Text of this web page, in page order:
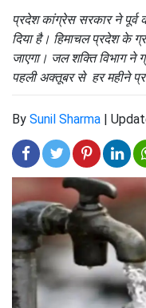
प्रदेश कांग्रेस सरकार ने
दिया है। हिमाचल प्रदेश के
जाएगा। जल शक्ति विभाग ने
पहली अक्तूबर से हर महीने
By Sunil Sharma |